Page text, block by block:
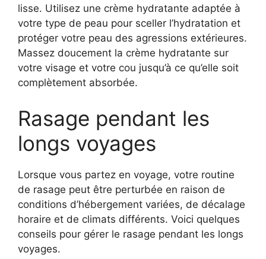
lisse. Utilisez une crème hydratante adaptée à
votre type de peau pour sceller l’hydratation et
protéger votre peau des agressions extérieures.
Massez doucement la crème hydratante sur
votre visage et votre cou jusqu’à ce qu’elle soit
complètement absorbée.
Rasage pendant les
longs voyages
Lorsque vous partez en voyage, votre routine
de rasage peut être perturbée en raison de
conditions d’hébergement variées, de décalage
horaire et de climats différents. Voici quelques
conseils pour gérer le rasage pendant les longs
voyages.